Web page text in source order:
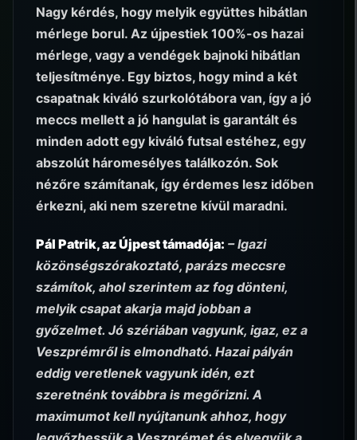
Nagy kérdés, hogy melyik együttes hibátlan
mérlege borul. Az újpestiek 100%-os hazai
mérlege, vagy a vendégek bajnoki hibátlan
teljesítménye. Egy biztos, hogy mind a két
csapatnak kiváló szurkolótábora van, így a jó
meccs mellett a jó hangulat is garantált és
minden adott egy kiváló futsal estéhez, egy
abszolút háromesélyes találkozón. Sok
nézőre számítanak, így érdemes lesz időben
érkezni, aki nem szeretne kívül maradni.
Pál Patrik, az Újpest támadója: – Igazi
közönségszórakoztató, parázs meccsre
számítok, ahol szerintem az fog dönteni,
melyik csapat akarja majd jobban a
győzelmet. Jó szériában vagyunk, igaz, ez a
Veszprémről is elmondható. Hazai pályán
eddig veretlenek vagyunk idén, ezt
szeretnénk továbbra is megőrizni. A
maximumot kell nyújtanunk ahhoz, hogy